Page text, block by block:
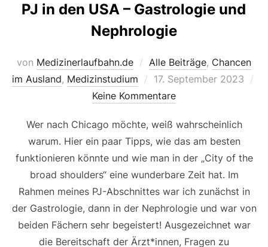
PJ in den USA – Gastrologie und
Nephrologie
von Medizinerlaufbahn.de Alle Beiträge, Chancen
im Ausland, Medizinstudium
Veröffentlicht
am
17. September 2023
Keine Kommentare
Wer nach Chicago möchte, weiß wahrscheinlich
warum. Hier ein paar Tipps, wie das am besten
funktionieren könnte und wie man in der „City of the
broad shoulders“ eine wunderbare Zeit hat. Im
Rahmen meines PJ-Abschnittes war ich zunächst in
der Gastrologie, dann in der Nephrologie und war von
beiden Fächern sehr begeistert! Ausgezeichnet war
die Bereitschaft der Ärzt*innen, Fragen zu